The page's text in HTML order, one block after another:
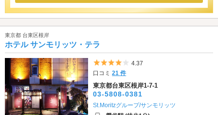
東京都 台東区根岸
ホテル サンモリッツ・テラ
5つ星のうち4
4.37
口コミ21 件
東京都台東区根岸1-7-1
03-5808-0381
St.Moritzグループ/サンモリッツ